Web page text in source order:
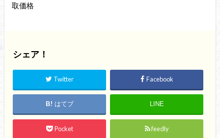
取価格
シェア！
Twitter Facebook
はてブ LINE
Pocket feedly